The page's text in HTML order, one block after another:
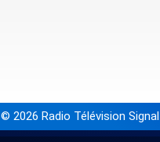
© 2026 Radio Télévision Signal